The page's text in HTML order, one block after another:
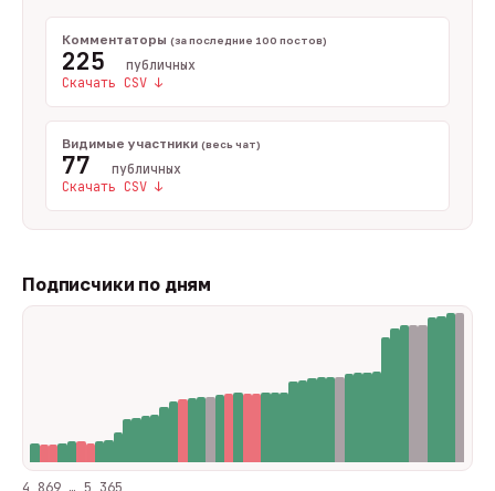
Комментаторы(за последние 100 постов)
225 публичных
Скачать CSV ↓
Видимые участники(весь чат)
77 публичных
Скачать CSV ↓
Подписчики по дням